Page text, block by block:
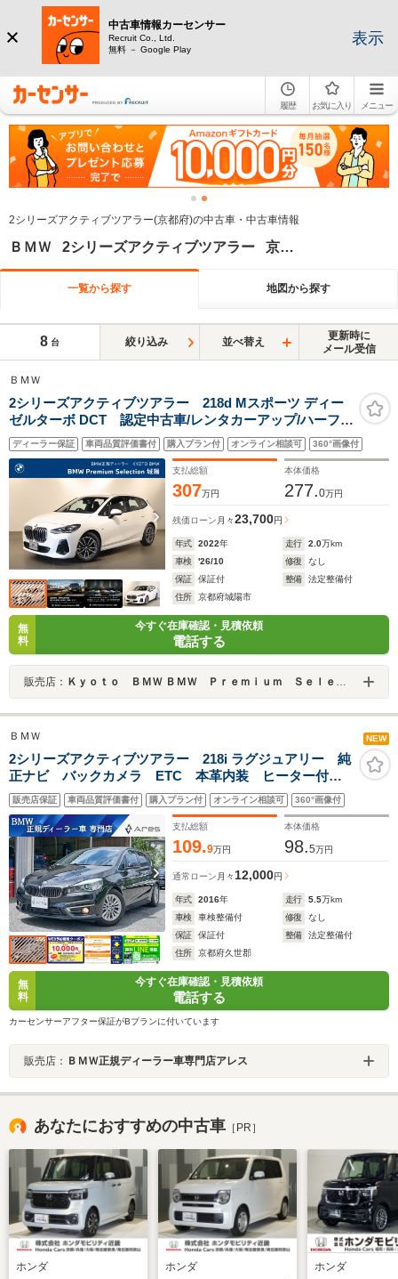
中古車情報カーセンサー
Recruit Co., Ltd.
無料 － Google Play
表示
履歴 お気に入り メニュー
2シリーズアクティブツアラー(京都府)の中古車・中古車情報
ＢＭＷ 2シリーズアクティブツアラー 京都府
一覧から探す 地図から探す
8 台 絞り込み 並べ替え
更新時に
メール受信
ＢＭＷ
2シリーズアクティブツアラー 218d Mスポーツ ディー
ゼルターボ DCT 認定中古車/レンタカーアップ/ハーフレ
ザー/前席シートヒーター/ACC/オートマチックテールゲ
ート
ディーラー保証 車両品質評価書付 購入プラン付 オンライン相談可 360°画像付
支払総額
307万円
本体価格
277.0万円
残価ローン 月々23,700円
年式 2022年 走行 2.0万km
車検
'26/10 修復
なし
保証
保証付 整備
法定整備付
住所
京都府城陽市
無
料
今すぐ在庫確認・見積依頼
電話する
販売店： Ｋｙｏｔｏ ＢＭＷ ＢＭＷ Ｐｒｅｍｉｕｍ Ｓｅｌｅｃｔｉｏｎ 城陽
ＢＭＷ NEW
2シリーズアクティブツアラー 218i ラグジュアリー 純
正ナビ バックカメラ ETC 本革内装 ヒーター付き
電動シート インテリジェントセーフティ ACC
HUD 電動リアゲート LEDヘッドライト ローダウ
ン 純正16インチアルミホイール
販売店保証 車両品質評価書付 購入プラン付 オンライン相談可 360°画像付
支払総額
109.9万円
本体価格
98.5万円
通常ローン 月々12,000円
年式 2016年 走行 5.5万km
車検
車検整備付 修復
なし
保証
保証付 整備
法定整備付
住所
京都府久世郡
無
料
今すぐ在庫確認・見積依頼
電話する
カーセンサーアフター保証がBプランに付いています
販売店： ＢＭＷ正規ディーラー車専門店アレス
あなたにおすすめの中古車 ［PR］
ホンダ ホンダ ホンダ